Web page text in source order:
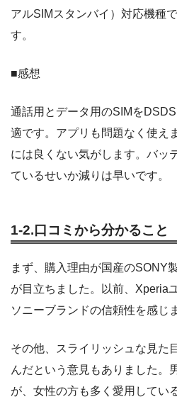
アルSIMスタンバイ）対応機種
す。
■感想
通話用とデータ用のSIMを
適です。アプリも問題なく使え
には良くない気がします。バッ
ているせいか減りは早いです。
1-2.口コミから分かること
まず、購入理由が国産のSONY
が目立ちました。以前、Xperia
ソニーブランドの信頼性を感じ
その他、スライリッシュな見た
んだという意見もありました。
が、女性の方も多く愛用してい